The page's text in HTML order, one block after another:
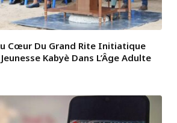
Cœur Du Grand Rite Initiatique
Kabyè Dans L’Âge Adulte